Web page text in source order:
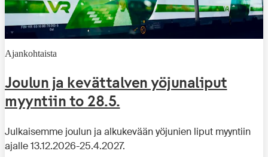
Ajankohtaista
Joulun ja kevättalven yöjunaliput
myyntiin to 28.5.
Julkaisemme joulun ja alkukevään yöjunien liput myyntiin
ajalle 13.12.2026-25.4.2027.